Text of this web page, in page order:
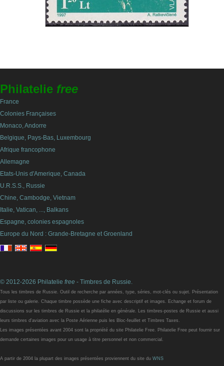
Philatelie free
France
Colonies Françaises
Monaco, Andorre
Belgique, Pays-Bas, Luxembourg
Afrique francophone
Allemagne
Etats-Unis d'Amerique, Canada
U.R.S.S., Russie
Chine, Cambodge, Vietnam
Italie, Vatican, ..., Balkans
Espagne, colonies espagnoles
Europe du Nord : Grande-Bretagne et Groenland
© 2012-2026 Philatelie free - Timbres de Russie.
Tous les timbres de Russie. Outil de recherche par années, type, séries, mot-clés ou sujet. Présentation
par liste ou galerie. Chaque timbre possède une fiche avec descriptif et images. Echange et forum de
discussions sur les timbres de Russie et la philatélie en générale. Les timbres-postes de Russie et aussi
leurs timbres d'aviation avec la Poste Aérienne puis les Bloc-feuillet et Timbres Taxes.
Les images présentées avant 2004 sont la propriété du site Philatelie Free. Philatelie Free peut fournir sur
demande certaines images pour un usage à titre personnel et non commercial.
A partir de 2004 la plupart des images présentées proviennent du site du WNS